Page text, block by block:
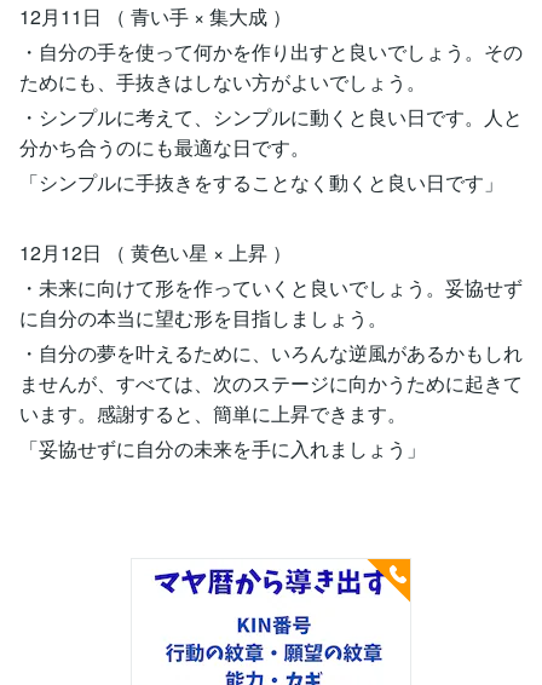
12月11日 （ 青い手 × 集大成 ）
・自分の手を使って何かを作り出すと良いでしょう。その
ためにも、手抜きはしない方がよいでしょう。
・シンプルに考えて、シンプルに動くと良い日です。人と
分かち合うのにも最適な日です。
「シンプルに手抜きをすることなく動くと良い日です」
12月12日 （ 黄色い星 × 上昇 ）
・未来に向けて形を作っていくと良いでしょう。妥協せず
に自分の本当に望む形を目指しましょう。
・自分の夢を叶えるために、いろんな逆風があるかもしれ
ませんが、すべては、次のステージに向かうために起きて
います。感謝すると、簡単に上昇できます。
「妥協せずに自分の未来を手に入れましょう」